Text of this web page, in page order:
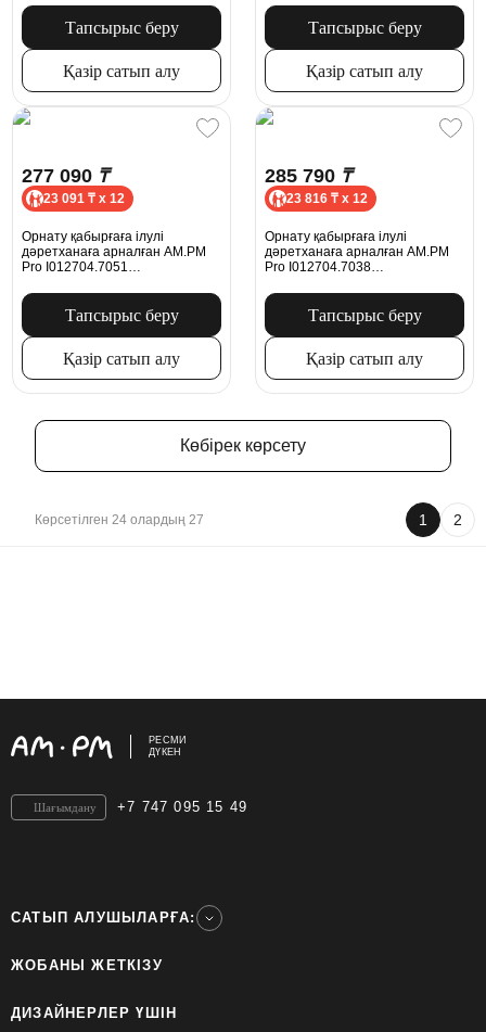
қара күңгірт
Тапсырыс беру
Қазір сатып алу
қара күңгірт
Тапсырыс беру
Қазір сатып алу
277 090 ₸
23 091 ₸ x 12
Орнату қабырғаға ілулі
дәретханаға арналған AM.PM
Pro I012704.7051
хром
Тапсырыс беру
Қазір сатып алу
285 790 ₸
23 816 ₸ x 12
Орнату қабырғаға ілулі
дәретханаға арналған AM.PM
Pro I012704.7038
қара күңгірт
Тапсырыс беру
Қазір сатып алу
Көбірек көрсету
Көрсетілген 24 олардың 27 1 2
РЕСМИ
ДҮКЕН
+7 747 095 15 49
Шағымдану
САТЫП АЛУШЫЛАРҒА:
ЖОБАНЫ ЖЕТКІЗУ
ДИЗАЙНЕРЛЕР ҮШІН